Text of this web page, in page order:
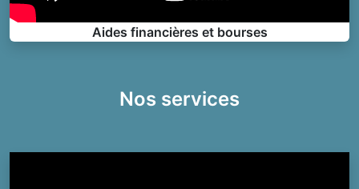
Aides financières et bourses
Nos services